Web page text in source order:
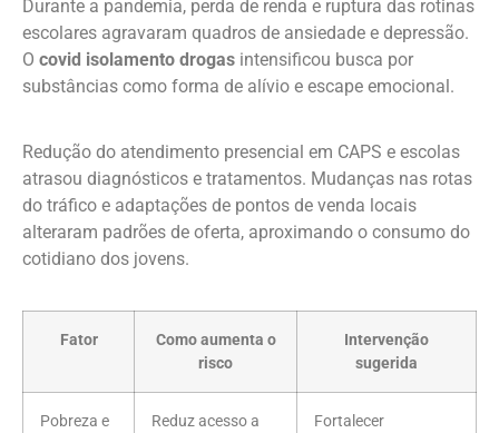
Durante a pandemia, perda de renda e ruptura das rotinas
escolares agravaram quadros de ansiedade e depressão.
O covid isolamento drogas intensificou busca por
substâncias como forma de alívio e escape emocional.
Redução do atendimento presencial em CAPS e escolas
atrasou diagnósticos e tratamentos. Mudanças nas rotas
do tráfico e adaptações de pontos de venda locais
alteraram padrões de oferta, aproximando o consumo do
cotidiano dos jovens.
Fator
Como aumenta o
risco
Intervenção
sugerida
Pobreza e
Reduz acesso a
Fortalecer